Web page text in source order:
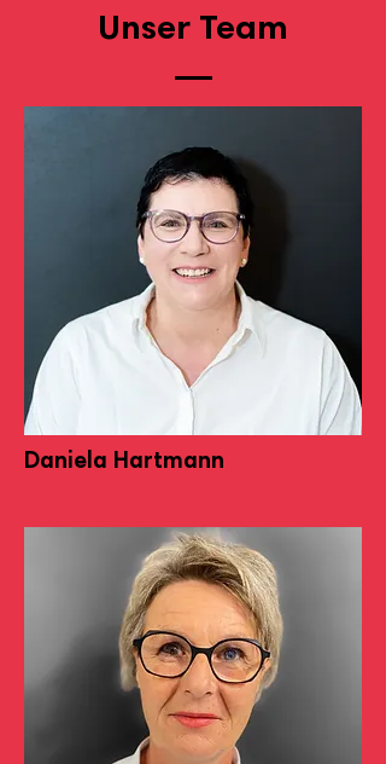
Unser Team
Daniela Hartmann